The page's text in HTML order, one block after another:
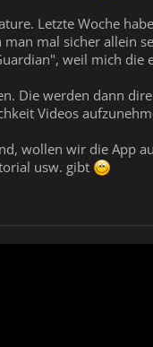
Letzte Woche
mal sicher allein
weil mich
Die werden dann
Videos
wollen wir die App
usw. gibt